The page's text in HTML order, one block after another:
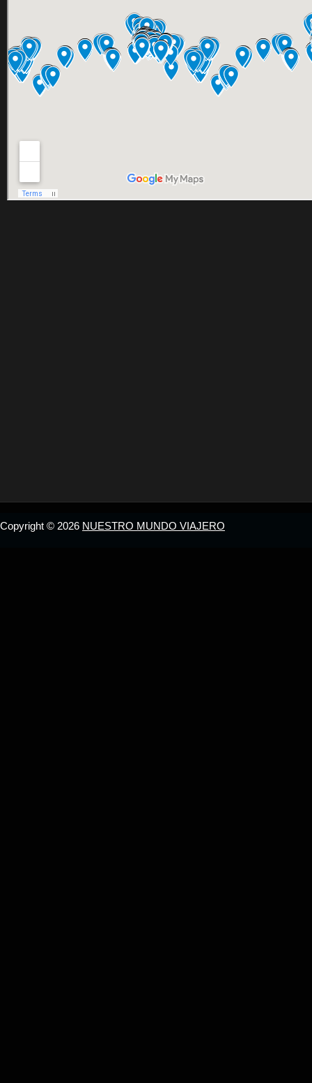
Copyright © 2026 NUESTRO MUNDO VIAJERO